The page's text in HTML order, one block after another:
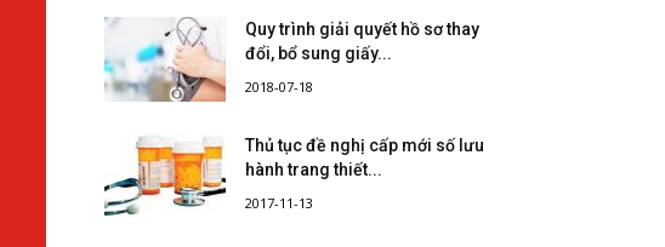
Quy trình giải quyết hồ sơ thay
đổi, bổ sung giấy...
2018-07-18
Thủ tục đề nghị cấp mới số lưu
hành trang thiết...
2017-11-13